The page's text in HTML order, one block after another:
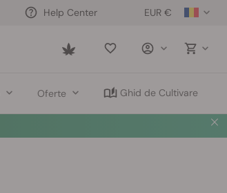
EUR €
Help Center
Saved
Oferte Ghid de Cultivare